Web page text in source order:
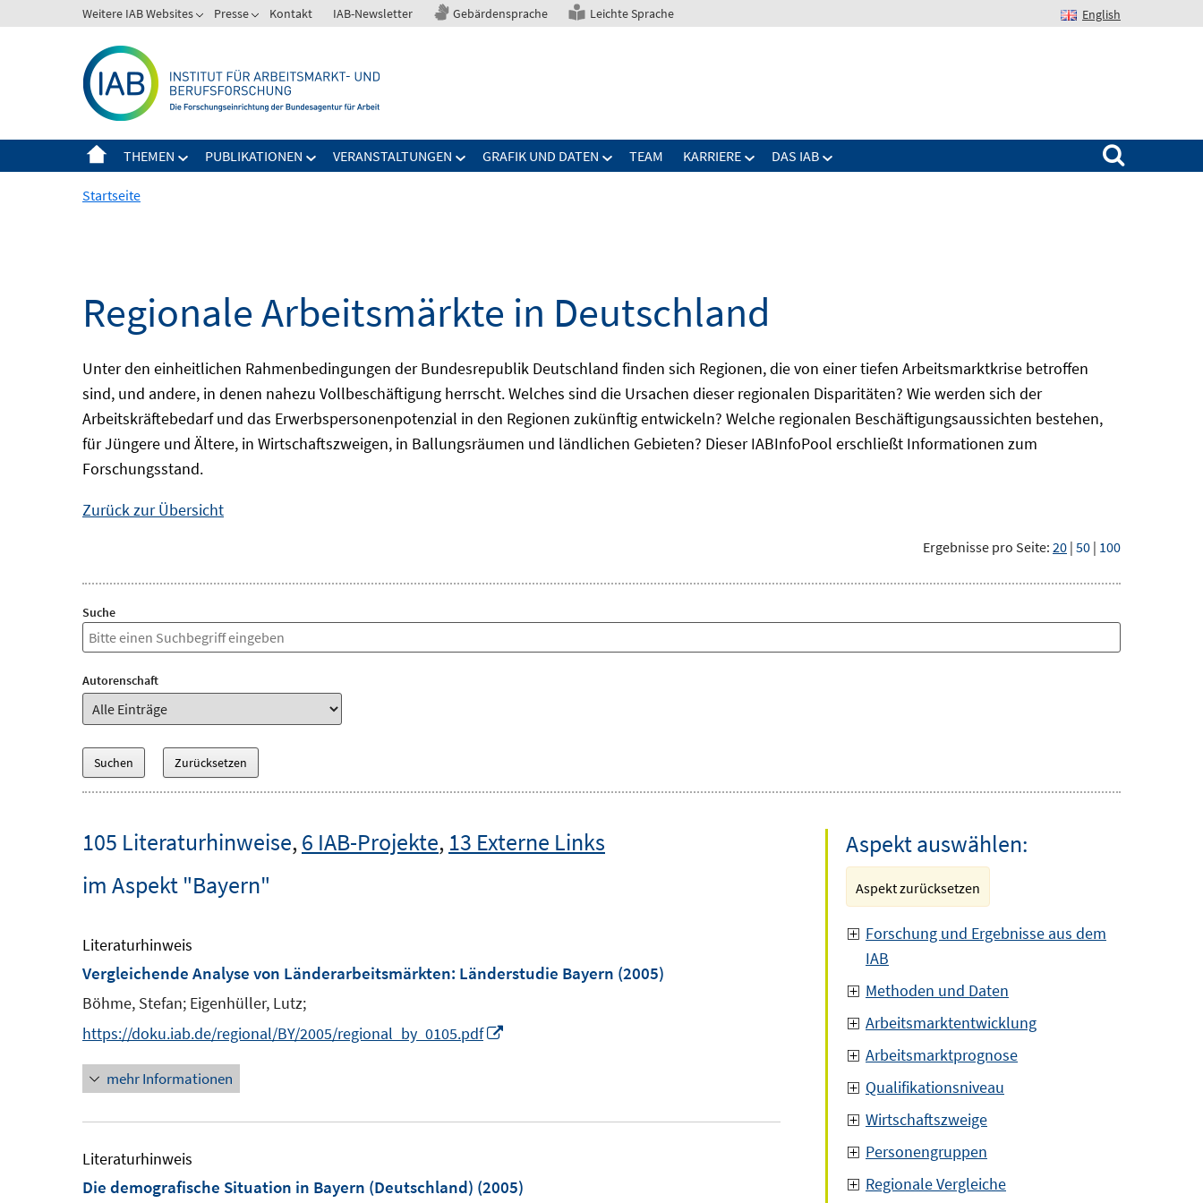
zum
Weitere IAB Websites Presse Kontakt IAB-Newsletter Gebärdensprache Leichte Sprache English
THEMEN PUBLIKATIONEN VERANSTALTUNGEN GRAFIK UND DATEN TEAM KARRIERE DAS IAB
Suchen nach:
Startseite
Regionale Arbeitsmärkte in Deutschland
Unter den einheitlichen Rahmenbedingungen der Bundesrepublik Deutschland finden sich Regionen, die von einer tiefen Arbeitsmarktkrise betroffen
sind, und andere, in denen nahezu Vollbeschäftigung herrscht. Welches sind die Ursachen dieser regionalen Disparitäten? Wie werden sich der
Arbeitskräftebedarf und das Erwerbspersonenpotenzial in den Regionen zukünftig entwickeln? Welche regionalen Beschäftigungsaussichten bestehen,
für Jüngere und Ältere, in Wirtschaftszweigen, in Ballungsräumen und ländlichen Gebieten? DieserIABInfoPool erschließt Informationen zum
Forschungsstand.
Zurück zur Übersicht
Ergebnisse pro Seite: 20 | 50 | 100
Suche
Autorenschaft
105 Literaturhinweise,6 IAB-Projekte, 13 Externe Links
im Aspekt "Bayern"
Literaturhinweis
Vergleichende Analyse von Länderarbeitsmärkten: Länderstudie Bayern (2005)
Böhme, Stefan; Eigenhüller, Lutz;
https://doku.iab.de/regional/BY/2005/regional_by_0105.pdf
m
mehr Informationen
Literaturhinweis
Die demografische Situation in Bayern (Deutschland) (2005)
Aspekt auswählen:
Aspekt zurücksetzen
Forschung und Ergebnisse aus dem
IAB
Methoden und Daten
Arbeitsmarktentwicklung
Arbeitsmarktprognose
Qualifikationsniveau
Wirtschaftszweige
Personengruppen
Regionale Vergleiche